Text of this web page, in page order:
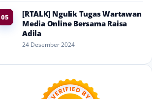
05
[RTALK] Ngulik Tugas Wartawan
Media Online Bersama Raisa
Adila
24 Desember 2024